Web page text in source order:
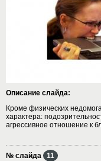
Описание слайда:
Кроме физических
характера:
агрессивное отношение к
№ слайда 11